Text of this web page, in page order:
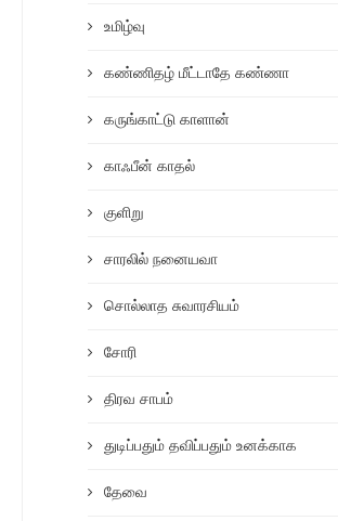
உமிழ்வு
கண்ணிதழ் மீட்டாதே கண்ணா
கருங்காட்டு காளான்
காஃபீன் காதல்
குளிறு
சாரலில் நனையவா
சொல்லாத சுவாரசியம்
சோரி
திரவ சாபம்
துடிப்பதும் தவிப்பதும் உனக்காக
தேவை